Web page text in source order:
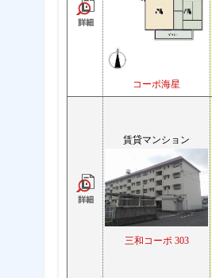
コーポ海星
賃貸マンション
三和コーポ 303